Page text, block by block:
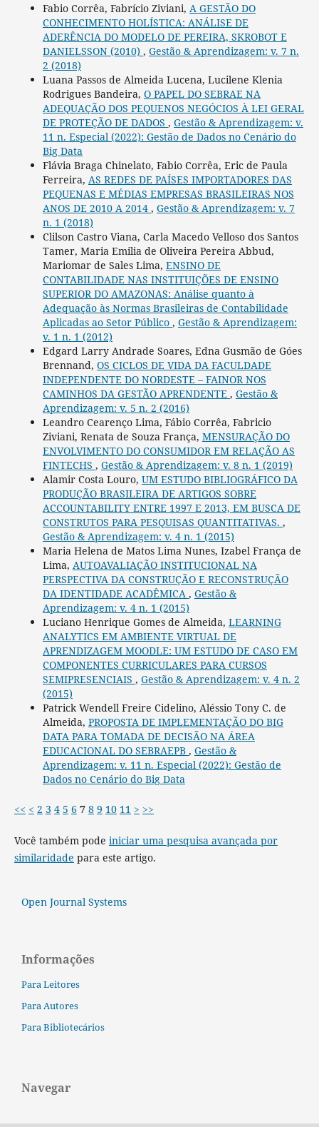
Fabio Corrêa, Fabrício Ziviani, A GESTÃO DO
CONHECIMENTO HOLÍSTICA: ANÁLISE DE
ADERÊNCIA DO MODELO DE PEREIRA, SKROBOT E
DANIELSSON (2010) , Gestão & Aprendizagem: v. 7 n.
2 (2018)
Luana Passos de Almeida Lucena, Lucilene Klenia
Rodrigues Bandeira, O PAPEL DO SEBRAE NA
ADEQUAÇÃO DOS PEQUENOS NEGÓCIOS À LEI GERAL
DE PROTEÇÃO DE DADOS , Gestão & Aprendizagem: v.
11 n. Especial (2022): Gestão de Dados no Cenário do
Big Data
Flávia Braga Chinelato, Fabio Corrêa, Eric de Paula
Ferreira, AS REDES DE PAÍSES IMPORTADORES DAS
PEQUENAS E MÉDIAS EMPRESAS BRASILEIRAS NOS
ANOS DE 2010 A 2014 , Gestão & Aprendizagem: v. 7
n. 1 (2018)
Clilson Castro Viana, Carla Macedo Velloso dos Santos
Tamer, Maria Emilia de Oliveira Pereira Abbud,
Mariomar de Sales Lima, ENSINO DE
CONTABILIDADE NAS INSTITUIÇÕES DE ENSINO
SUPERIOR DO AMAZONAS: Análise quanto à
Adequação às Normas Brasileiras de Contabilidade
Aplicadas ao Setor Público , Gestão & Aprendizagem:
v. 1 n. 1 (2012)
Edgard Larry Andrade Soares, Edna Gusmão de Góes
Brennand, OS CICLOS DE VIDA DA FACULDADE
INDEPENDENTE DO NORDESTE – FAINOR NOS
CAMINHOS DA GESTÃO APRENDENTE , Gestão &
Aprendizagem: v. 5 n. 2 (2016)
Leandro Cearenço Lima, Fábio Corrêa, Fabricio
Ziviani, Renata de Souza França, MENSURAÇÃO DO
ENVOLVIMENTO DO CONSUMIDOR EM RELAÇÃO AS
FINTECHS , Gestão & Aprendizagem: v. 8 n. 1 (2019)
Alamir Costa Louro, UM ESTUDO BIBLIOGRÁFICO DA
PRODUÇÃO BRASILEIRA DE ARTIGOS SOBRE
ACCOUNTABILITY ENTRE 1997 E 2013, EM BUSCA DE
CONSTRUTOS PARA PESQUISAS QUANTITATIVAS. ,
Gestão & Aprendizagem: v. 4 n. 1 (2015)
Maria Helena de Matos Lima Nunes, Izabel França de
Lima, AUTOAVALIAÇÃO INSTITUCIONAL NA
PERSPECTIVA DA CONSTRUÇÃO E RECONSTRUÇÃO
DA IDENTIDADE ACADÊMICA , Gestão &
Aprendizagem: v. 4 n. 1 (2015)
Luciano Henrique Gomes de Almeida, LEARNING
ANALYTICS EM AMBIENTE VIRTUAL DE
APRENDIZAGEM MOODLE: UM ESTUDO DE CASO EM
COMPONENTES CURRICULARES PARA CURSOS
SEMIPRESENCIAIS , Gestão & Aprendizagem: v. 4 n. 2
(2015)
Patrick Wendell Freire Cidelino, Aléssio Tony C. de
Almeida, PROPOSTA DE IMPLEMENTAÇÃO DO BIG
DATA PARA TOMADA DE DECISÃO NA ÁREA
EDUCACIONAL DO SEBRAEPB , Gestão &
Aprendizagem: v. 11 n. Especial (2022): Gestão de
Dados no Cenário do Big Data
<< < 2 3 4 5 6 7 8 9 10 11 > >>
Você também pode iniciar uma pesquisa avançada por
similaridade para este artigo.
Open Journal Systems
Informações
Para Leitores
Para Autores
Para Bibliotecários
Navegar